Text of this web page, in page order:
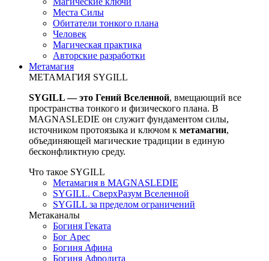
Места Силы
Обитатели тонкого плана
Человек
Магическая практика
Авторские разработки
Метамагия
МЕТАМАГИЯ SYGILL
SYGILL — это Гений Вселенной, вмещающий все
пространства тонкого и физического плана. В
MAGNASLEDIE он служит фундаментом силы,
источником протоязыка и ключом к метамагии,
объединяющей магические традиции в единую
бесконфликтную среду.
Что такое SYGILL
Метамагия в MAGNASLEDIE
SYGILL. СверхРазум Вселенной
SYGILL за пределом ограничений
Метаканалы
Богиня Геката
Бог Арес
Богиня Афина
Богиня Афродита